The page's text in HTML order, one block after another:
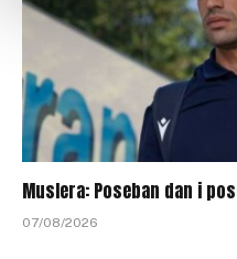
Muslera: Poseban dan i
07/08/2026